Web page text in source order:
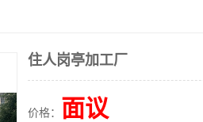
住人岗亭加工厂
价格： 面议